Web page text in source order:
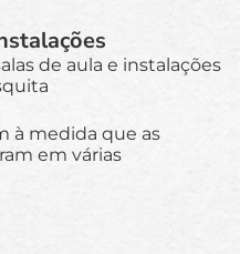
de aula e instalações
à medida que as
em várias